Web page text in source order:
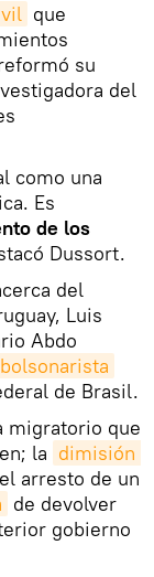
que
su
del
como una
Es
de los
Dussort.
del
Luis
Abdo
de Brasil.
migratorio que
la dimisión
arresto de un
de devolver
gobierno